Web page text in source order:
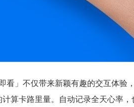
看」不仅带来新颖有趣的交互体验
算卡路里量。自动记录全天心率